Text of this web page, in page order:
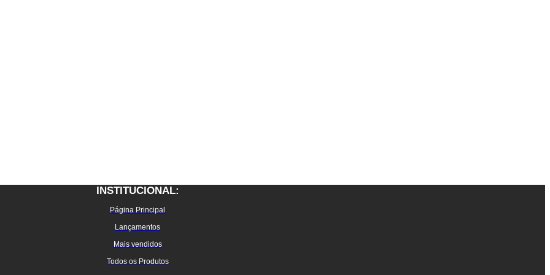
INSTITUCIONAL:
Página Principal
Lançamentos
Mais vendidos
Todos os Produtos